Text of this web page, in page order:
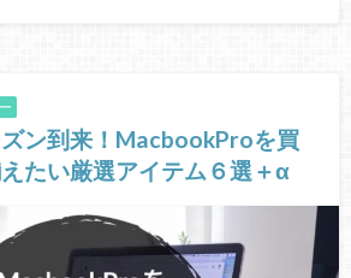
ン到来！MacbookProを買
たい厳選アイテム６選＋α